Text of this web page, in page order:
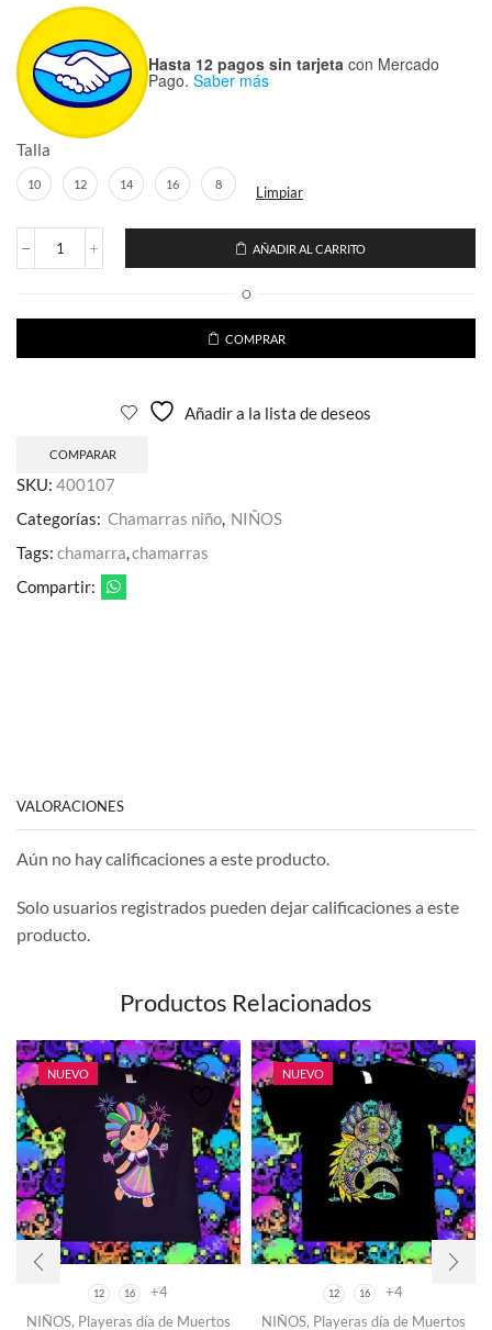
Hasta 12 pagos sin tarjeta con Mercado
Pago. Saber más
Talla
10 12 14 16 8 Limpiar
Chamarra
NASA
AÑADIR AL CARRITO
O
COMPRAR
Añadir a la lista de deseos
COMPARAR
SKU: 400107
Categorías: Chamarras niño, NIÑOS
Tags: chamarra,chamarras
Compartir:
VALORACIONES
Aún no hay calificaciones a este producto.
Solo usuarios registrados pueden dejar calificaciones a este
producto.
Productos Relacionados
NUEVO
12 16
+4
NIÑOS, Playeras día de Muertos
Este
NUEVO
12 16
+4
NIÑOS, Playeras día de Muertos
Este